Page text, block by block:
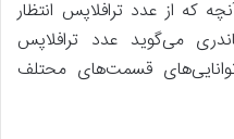
که از عدد ترافلاپس انتظار
می‌گوید عدد ترافلاپس
قسمت‌های محتلف